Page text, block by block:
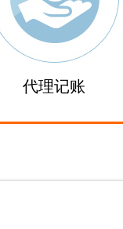
代理记账